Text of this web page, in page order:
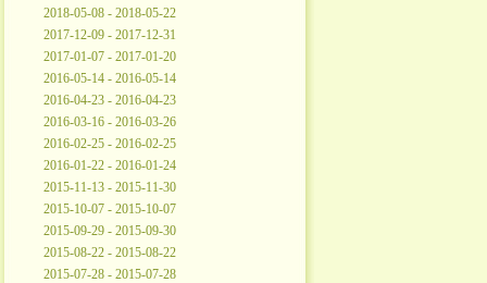
2018-05-08 - 2018-05-22
2017-12-09 - 2017-12-31
2017-01-07 - 2017-01-20
2016-05-14 - 2016-05-14
2016-04-23 - 2016-04-23
2016-03-16 - 2016-03-26
2016-02-25 - 2016-02-25
2016-01-22 - 2016-01-24
2015-11-13 - 2015-11-30
2015-10-07 - 2015-10-07
2015-09-29 - 2015-09-30
2015-08-22 - 2015-08-22
2015-07-28 - 2015-07-28